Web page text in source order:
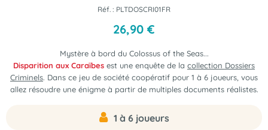
Réf. : PLTDOSCRI01FR
26,90 €
Mystère à bord du Colossus of the Seas...
Disparition aux Caraïbes est une enquête de la collection Dossiers
Criminels. Dans ce jeu de société coopératif pour 1 à 6 joueurs, vous
allez résoudre une énigme à partir de multiples documents réalistes.
1 à 6 joueurs